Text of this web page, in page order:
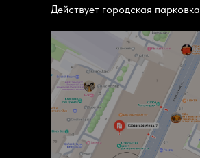
Действует городская парковка